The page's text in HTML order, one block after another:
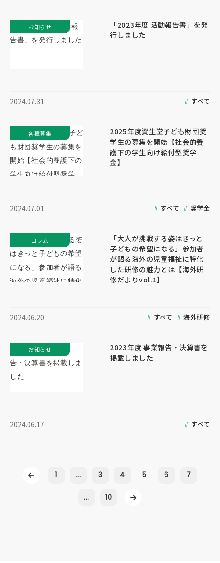
「2023年度 活動報告書」を発
行しました
2024.07.31 すべて
お知らせ
2025年度資生堂子ども財団奨
学生の募集を開始【社会的養
護下の学生向け給付型奨学
金】
2024.07.01 すべて 奨学金
各種募集
「大人が挑戦する姿はきっと
子どもの希望になる」参加者
が語る海外の児童福祉に特化
した研修の魅力とは【海外研
修だよりvol.1】
2024.06.20 すべて 海外研修
コラム
2023年度 事業報告・決算書を
掲載しました
2024.06.17 すべて
お知らせ
1 ... 3 4 5 6 7
... 10